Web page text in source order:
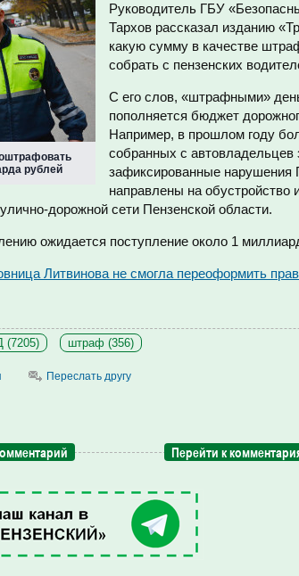
рублей
Руководитель ГБУ
Тархов рассказал изданию
какую сумму в качестве
собрать с пензенских
С его слов, «штрафными»
пополняется бюджет
Например, в прошлом году
собранных с автовладельцев
зафиксированные
направлены на обустройство
дорожной сети Пензенской области.
ожидается поступление около 1
Литвинова не смогла переоформить
(7205) штраф (356)
Переслать другу
Перейти к